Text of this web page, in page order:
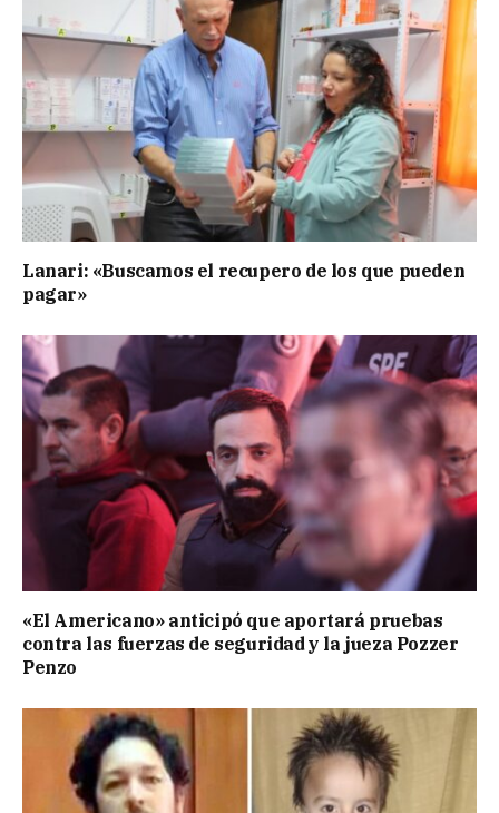
Lanari: «Buscamos el recupero de los que pueden
pagar»
«El Americano» anticipó que aportará pruebas
contra las fuerzas de seguridad y la jueza Pozzer
Penzo